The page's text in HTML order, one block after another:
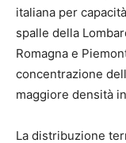
italiana per
spalle della
Romagna e
concentrazione
maggiore densità
La distribuzione